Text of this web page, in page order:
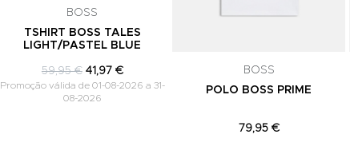
BOSS
TSHIRT BOSS TALES
LIGHT/PASTEL BLUE
59,95 € 41,97 €
Promoção válida de 01-08-2026 a 31-
08-2026
BOSS
POLO BOSS PRIME
79,95 €
tratamento dos teus dados para envio
comunicações de marketing. Podes